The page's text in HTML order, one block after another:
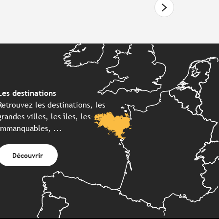
destinations
les destinations, les
villes, les îles, les
...
Découvrir